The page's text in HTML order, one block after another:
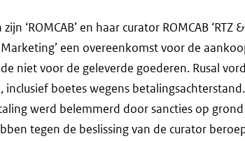
‘ROMCAB’ en haar curator ROMCAB ‘RTZ
Marketing’ een overeenkomst voor de
niet voor de geleverde goederen. Rusal
inclusief boetes wegens
werd belemmerd door sancties op
tegen de beslissing van de curator